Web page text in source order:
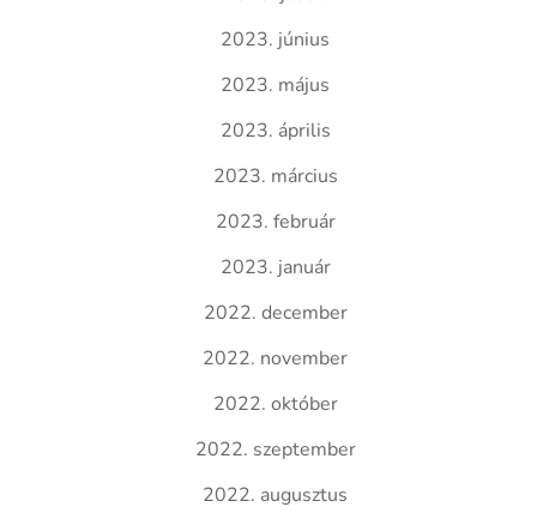
2023. június
2023. május
2023. április
2023. március
2023. február
2023. január
2022. december
2022. november
2022. október
2022. szeptember
2022. augusztus